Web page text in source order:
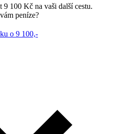
9 100 Kč na vaši další cestu.
peníze?
o 9 100,-